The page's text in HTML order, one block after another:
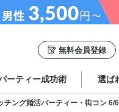
無料会員登録
ーティー成功術 選ば
チング婚活パーティー・街コン 6/